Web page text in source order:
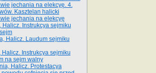
jechania na elekcyę. 4.
Kasztelan halicki
jechania na elekcyę
Halicz. Instrukcya sejmiku
Halicz. Laudum sejmiku
Instrukcya sejmiku
na sejm walny
Halicz. Protestacya